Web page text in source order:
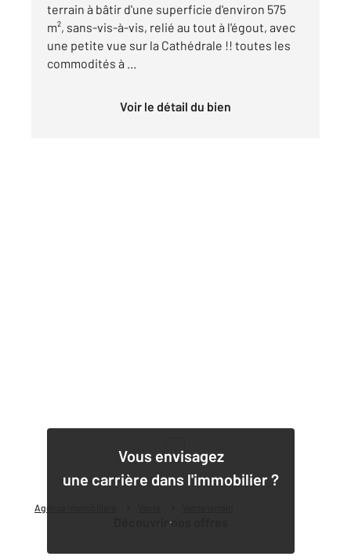
Agence immobilière
terrain à bâtir d'une superficie d'environ 575
m², sans-vis-à-vis, relié au tout à l'égout, avec
une petite vue sur la Cathédrale !! toutes les
commodités à ...
Voir le détail du bien
Vous envisagez
une carrière dans l'immobilier ?
Découvrir nos offres
1